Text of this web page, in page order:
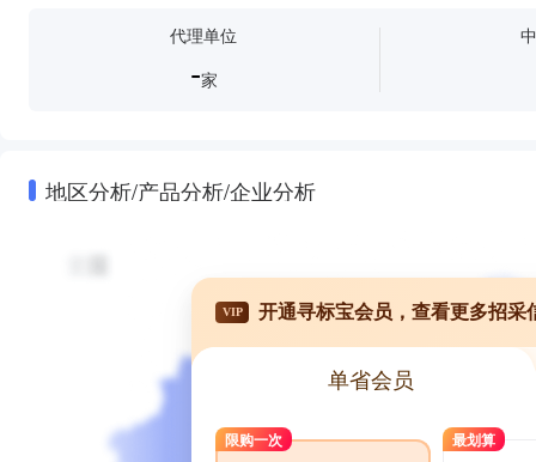
代理单位
-家
地区分析/产品分析/企业分析
VIP 开通寻标宝会员，查看更多招采
单省会员
限购一次 最划算